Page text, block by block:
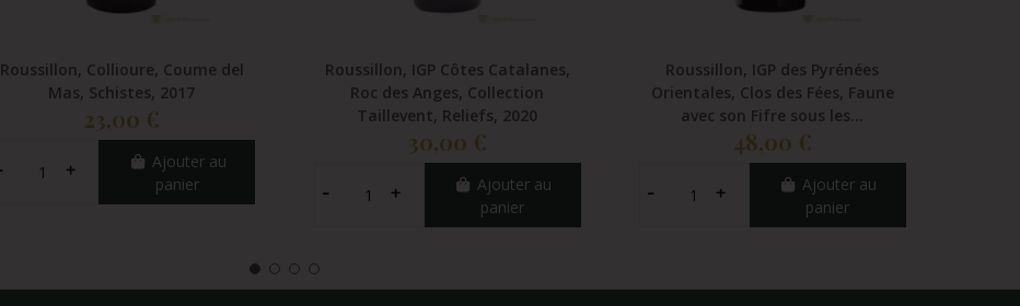
Roussillon, Collioure, Coume del
Mas, Schistes, 2017
23,00 €
Ajouter au
panier
Roussillon, IGP Côtes Catalanes,
Roc des Anges, Collection
Taillevent, Reliefs, 2020
30,00 €
Ajouter au
panier
Roussillon, IGP des Pyrénées
Orientales, Clos des Fées, Faune
avec son Fifre sous les...
48,00 €
Ajouter au
panier